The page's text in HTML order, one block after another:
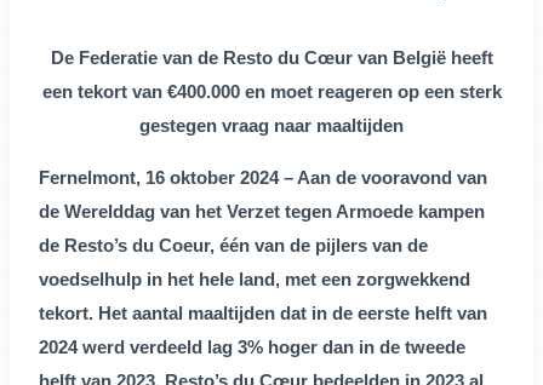
De Federatie van de Resto du Cœur van België heeft
een tekort van €400.000 en moet reageren op een sterk
gestegen vraag naar maaltijden
Fernelmont, 16 oktober 2024 – Aan de vooravond van
de Werelddag van het Verzet tegen Armoede kampen
de Resto’s du Coeur, één van de pijlers van de
voedselhulp in het hele land, met een zorgwekkend
tekort. Het aantal maaltijden dat in de eerste helft van
2024 werd verdeeld lag 3% hoger dan in de tweede